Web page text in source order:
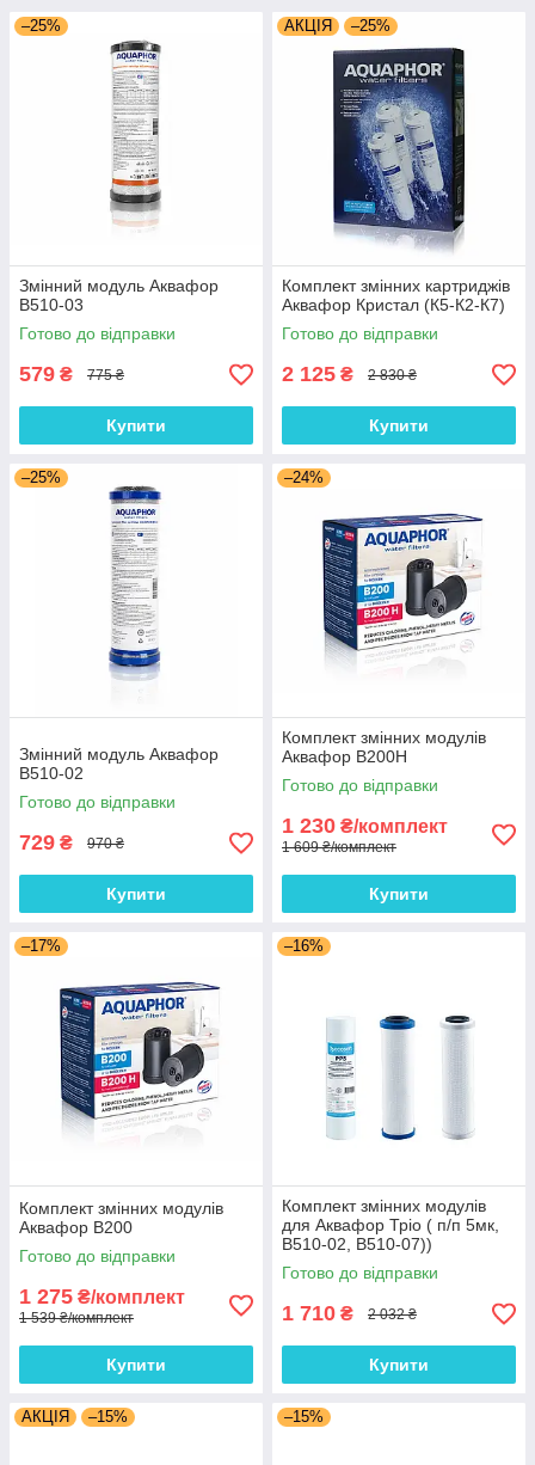
–25%
Змінний модуль Аквафор
B510-03
Готово до відправки
579 ₴ 775 ₴
Купити
АКЦІЯ –25%
Комплект змінних картриджів
Аквафор Кристал (К5-К2-К7)
Готово до відправки
2 125 ₴ 2 830 ₴
Купити
–25%
Змінний модуль Аквафор
B510-02
Готово до відправки
729 ₴ 970 ₴
Купити
–24%
Комплект змінних модулів
Аквафор В200Н
Готово до відправки
1 230 ₴/комплект
1 609 ₴/комплект
Купити
–17%
Комплект змінних модулів
Аквафор В200
Готово до відправки
1 275 ₴/комплект
1 539 ₴/комплект
Купити
–16%
Комплект змінних модулів
для Аквафор Тріо ( п/п 5мк,
В510-02, В510-07))
Готово до відправки
1 710 ₴ 2 032 ₴
Купити
АКЦІЯ –15% –15%